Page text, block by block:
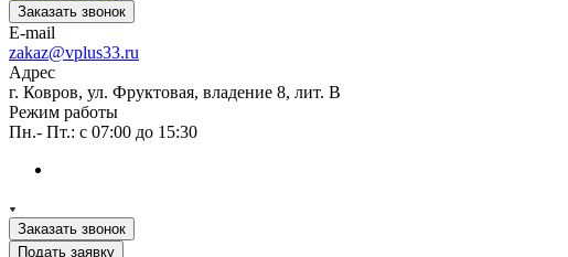
Заказать звонок
E-mail
zakaz@vplus33.ru
Адрес
г. Ковров, ул. Фруктовая, владение 8, лит. В
Режим работы
Пн.- Пт.: с 07:00 до 15:30
Заказать звонок
Подать заявку